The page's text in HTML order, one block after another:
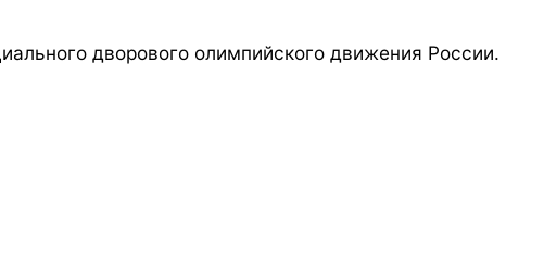
дворового олимпийского движения России.